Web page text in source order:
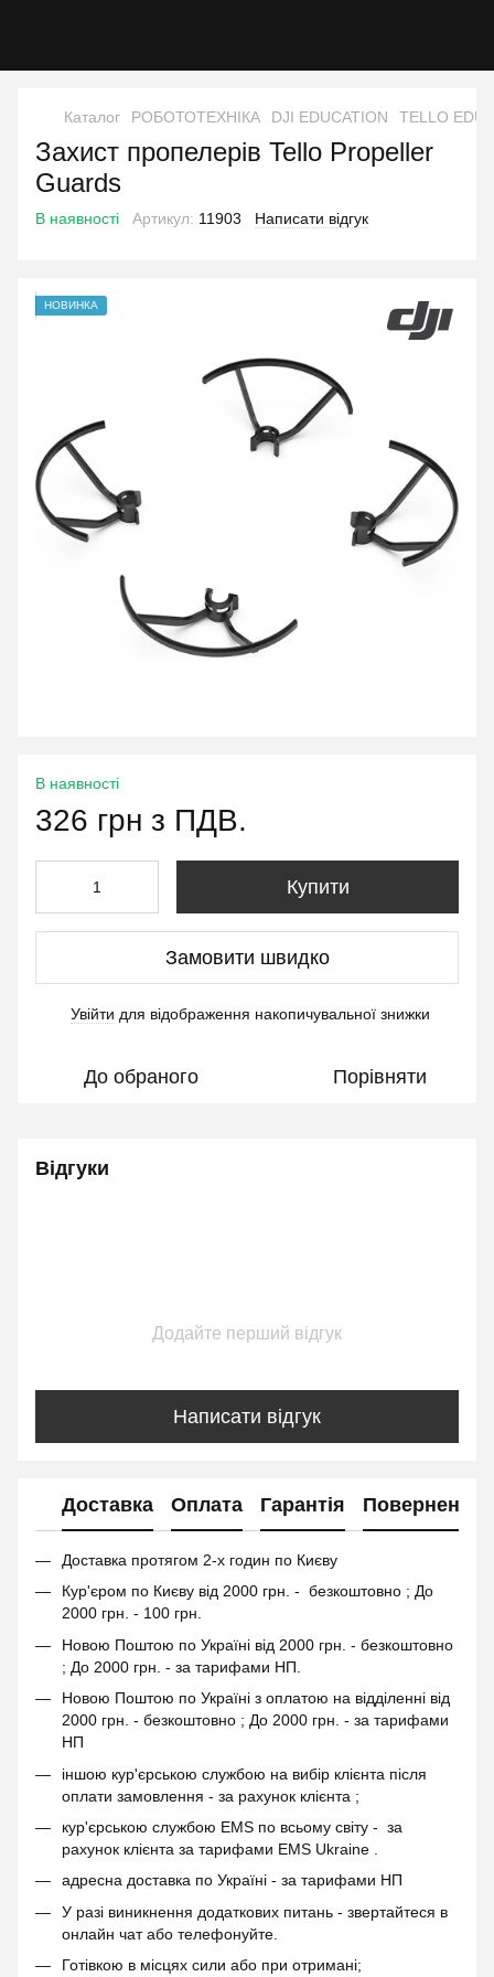
Каталог РОБОТОТЕХНІКА DJI EDUCATION TELLO EDU
Захист пропелерів Tello Propeller
Guards
В наявності Артикул: 11903 Написати відгук
НОВИНКА
В наявності
326 грн з ПДВ.
Купити
Замовити швидко
Увійти для відображення накопичувальної знижки
До обраного Порівняти
Відгуки
Додайте перший відгук
Написати відгук
Доставка Оплата Гарантія Повернення
Доставка протягом 2-х годин по Києву
Кур'єром по Києву від 2000 грн. - безкоштовно ; До
2000 грн. - 100 грн.
Новою Поштою по Україні від 2000 грн. - безкоштовно
; До 2000 грн. - за тарифами НП.
Новою Поштою по Україні з оплатою на відділенні від
2000 грн. - безкоштовно ; До 2000 грн. - за тарифами
НП
іншою кур'єрською службою на вибір клієнта після
оплати замовлення - за рахунок клієнта ;
кур'єрською службою EMS по всьому світу - за
рахунок клієнта за тарифами EMS Ukraine .
адресна доставка по Україні - за тарифами НП
У разі виникнення додаткових питань - звертайтеся в
онлайн чат або телефонуйте.
Готівкою в місцях сили або при отримані;